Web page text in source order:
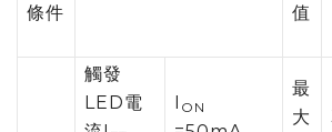
條件
值
觸發
LED電
I ON
最
大